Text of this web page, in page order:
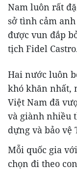
Nam luôn rất
sở tình cảm
được vun đắp
tịch Fidel
Hai nước luôn
khó khăn nhất,
Việt Nam đã
và giành nhiều
dựng và bảo vệ
Mỗi quốc gia
chọn đi theo